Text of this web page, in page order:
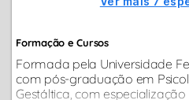
Formação e Cursos
Formada pela Universidade
com pós-graduação em
Gestáltica, com